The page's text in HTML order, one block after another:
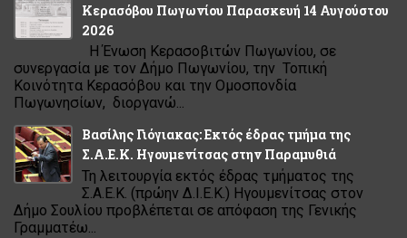
Κερασόβου Πωγωνίου Παρασκευή 14 Αυγούστου
2026
Η Ένωση Κερασοβιτών Πωγωνίου, σε
συνεργασία με τον Δήμο Πωγωνίου, την Τοπική
Κοινότητα Κερασόβου και την Ομοσπονδία
Πωγωνησίων, διοργανώ...
Βασίλης Γιόγιακας: Εκτός έδρας τμήμα της
Σ.Α.Ε.Κ. Ηγουμενίτσας στην Παραμυθιά
Τη λειτουργία εκτός έδρας τμήματος της
Σ.Α.Ε.Κ. (πρώην Δ.Ι.Ε.Κ.) Ηγουμενίτσας στον
Δήμο Σουλίου προβλέπεται σε απόφαση της Γενικής
Γραμματέω...